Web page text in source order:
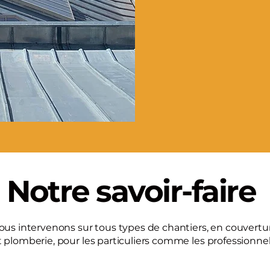
Notre savoir-faire
intervenons sur tous types de chantiers, en
plomberie, pour les particuliers comme les